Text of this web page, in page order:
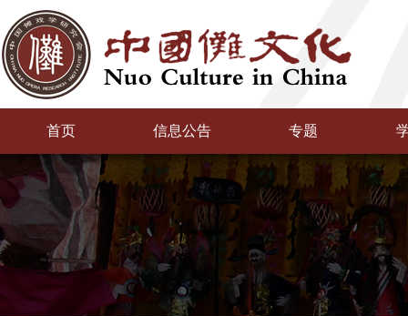
首页 信息公告 专题